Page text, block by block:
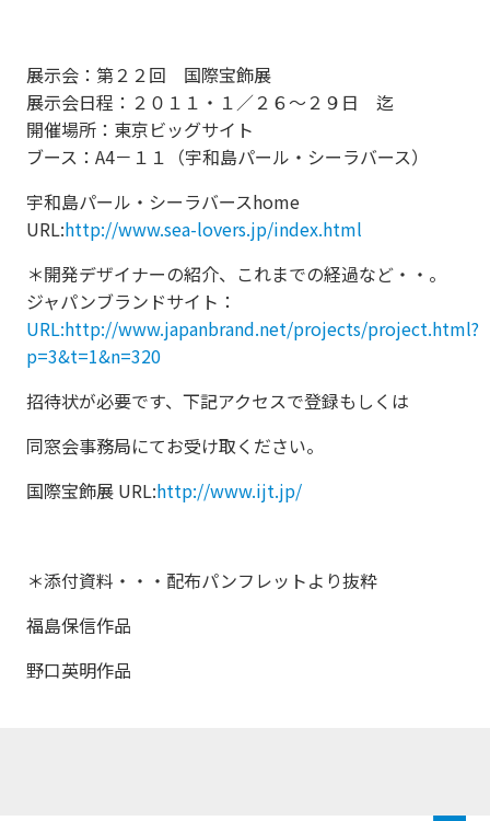
展示会：第２２回 国際宝飾展
展示会日程：２０１１・１／２６～２９日 迄
開催場所：東京ビッグサイト
ブース：A4－１１（宇和島パール・シーラバース）
宇和島パール・シーラバースhome
URL:http://www.sea-lovers.jp/index.html
＊開発デザイナーの紹介、これまでの経過など・・。
ジャパンブランドサイト：
URL:http://www.japanbrand.net/projects/project.html?
p=3&t=1&n=320
招待状が必要です、下記アクセスで登録もしくは
同窓会事務局にてお受け取ください。
国際宝飾展 URL:http://www.ijt.jp/
＊添付資料・・・配布パンフレットより抜粋
福島保信作品
野口英明作品